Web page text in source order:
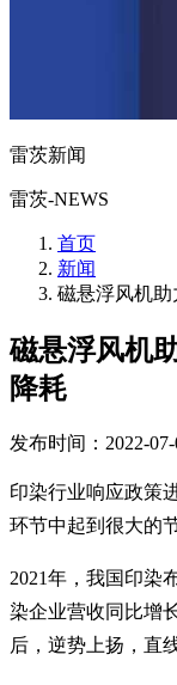
雷茨新闻
雷茨-NEWS
首页
新闻
磁悬浮风机
磁悬浮风机
降耗
发布时间：2022-07-
印染行业响应政策
环节中起到很大的
2021年，我国印染
染企业营收同比增
后，逆势上扬，直